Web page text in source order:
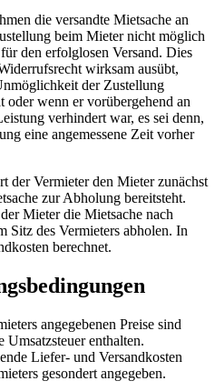
die versandte Mietsache an
beim Mieter nicht möglich
den erfolglosen Versand. Dies
wirksam ausübt,
der Zustellung
oder wenn er vorübergehend an
verhindert war, es sei denn,
eine angemessene Zeit vorher
der Vermieter den Mieter zunächst
zur Abholung bereitsteht.
Mieter die Mietsache nach
Sitz des Vermieters abholen. In
berechnet.
angegebenen Preise sind
Umsatzsteuer enthalten.
Liefer- und Versandkosten
gesondert angegeben.